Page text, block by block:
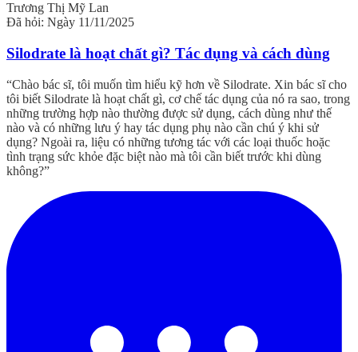
Trương Thị Mỹ Lan
Đã hỏi: Ngày 11/11/2025
Silodrate là hoạt chất gì? Tác dụng và cách dùng
“Chào bác sĩ, tôi muốn tìm hiểu kỹ hơn về Silodrate. Xin bác sĩ cho
tôi biết Silodrate là hoạt chất gì, cơ chế tác dụng của nó ra sao, trong
những trường hợp nào thường được sử dụng, cách dùng như thế
nào và có những lưu ý hay tác dụng phụ nào cần chú ý khi sử
dụng? Ngoài ra, liệu có những tương tác với các loại thuốc hoặc
tình trạng sức khỏe đặc biệt nào mà tôi cần biết trước khi dùng
không?”